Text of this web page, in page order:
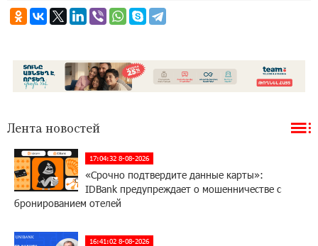
Лента новостей
17:04:32 8-08-2026
«Срочно подтвердите данные карты»:
IDBank предупреждает о мошенничестве с
бронированием отелей
16:41:02 8-08-2026